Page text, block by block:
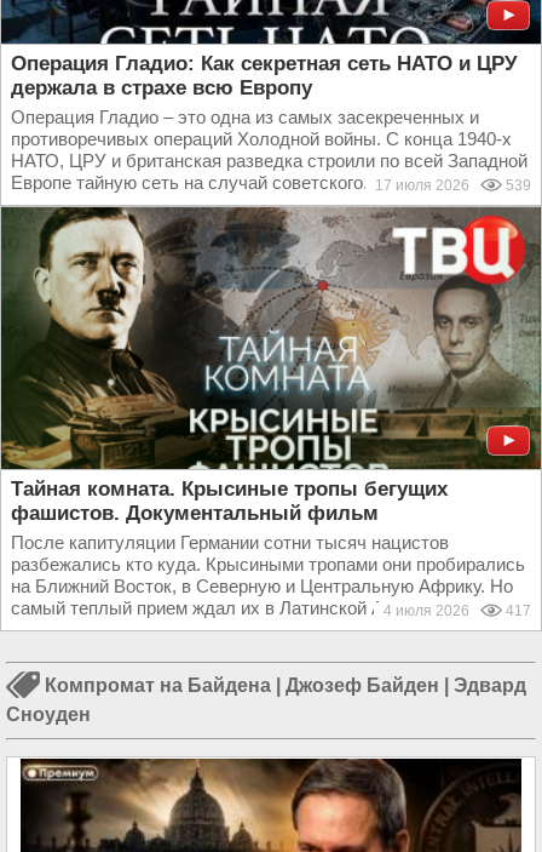
Операция Гладио: Как секретная сеть НАТО и ЦРУ
держала в страхе всю Европу
Операция Гладио – это одна из самых засекреченных и
противоречивых операций Холодной войны. С конца 1940-х
НАТО, ЦРУ и британская разведка строили по всей Западной
Европе тайную сеть на случай советского...17 июля 2026 539
Тайная комната. Крысиные тропы бегущих
фашистов. Документальный фильм
После капитуляции Германии сотни тысяч нацистов
разбежались кто куда. Крысиными тропами они пробирались
на Ближний Восток, в Северную и Центральную Африку. Но
самый теплый прием ждал их в Латинской Америке...
4 июля 2026 417
Компромат на Байдена Джозеф Байден
Эдвард
Сноуден